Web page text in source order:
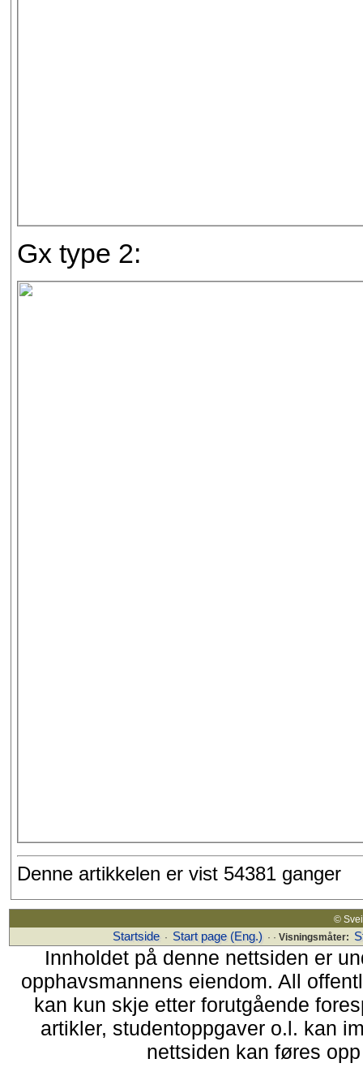
Gx type 2:
Denne artikkelen er vist 54381 ganger
©
Startside · Start page (Eng.) · · Visningsmåter:
Innholdet på denne nettsiden er
opphavsmannens eiendom. All
kan kun skje etter forutgående
artikler, studentoppgaver o.l. kan
nettsiden kan føres